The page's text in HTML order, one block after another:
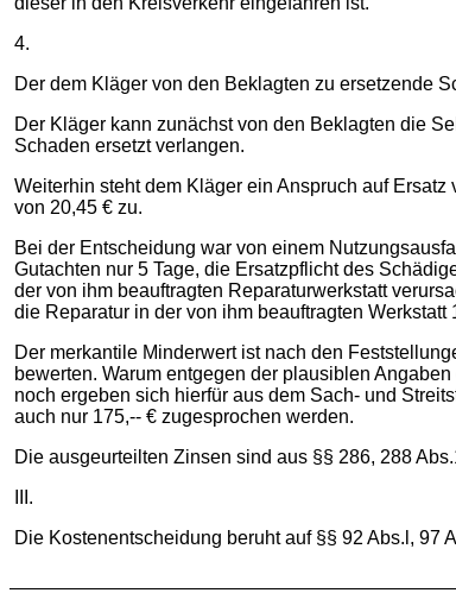
4.
Der dem Kläger von den Beklagten zu ersetzende
Der Kläger kann zunächst von den Beklagten die
Schaden ersetzt verlangen.
Weiterhin steht dem Kläger ein Anspruch auf
von 20,45 € zu.
Bei der Entscheidung war von einem
Gutachten nur 5 Tage, die Ersatzpflicht des
der von ihm beauftragten Reparaturwerkstatt
die Reparatur in der von ihm beauftragten Werkstatt
Der merkantile Minderwert ist nach den
bewerten. Warum entgegen der plausiblen
noch ergeben sich hierfür aus dem Sach- und
auch nur 175,-- € zugesprochen werden.
Die ausgeurteilten Zinsen sind aus §§ 286, 288
III.
Die Kostenentscheidung beruht auf §§ 92 Abs.l, 97